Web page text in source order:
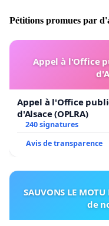
Pétitions promues par
Appel à l'Office
Appel à l'Office
d'Alsace (OPLRA)
240 signatures
Avis de transparence
SAUVONS LE
de